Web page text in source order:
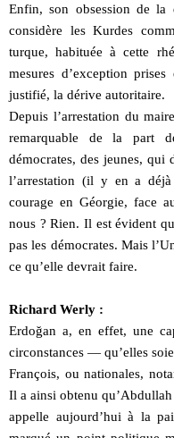
Enfin, son obsession de la
considère les Kurdes
turque, habituée à cette
mesures d’exception
justifié, la dérive autoritaire.
Depuis l’arrestation du
remarquable de la part
démocrates, des jeunes, qui
l’arrestation (il y en a
courage en Géorgie, face
nous ? Rien. Il est évident
pas les démocrates. Mais
ce qu’elle devrait faire.
Richard Werly :
Erdoğan a, en effet, une
circonstances — qu’elles
François, ou nationales,
Il a ainsi obtenu
appelle aujourd’hui à la